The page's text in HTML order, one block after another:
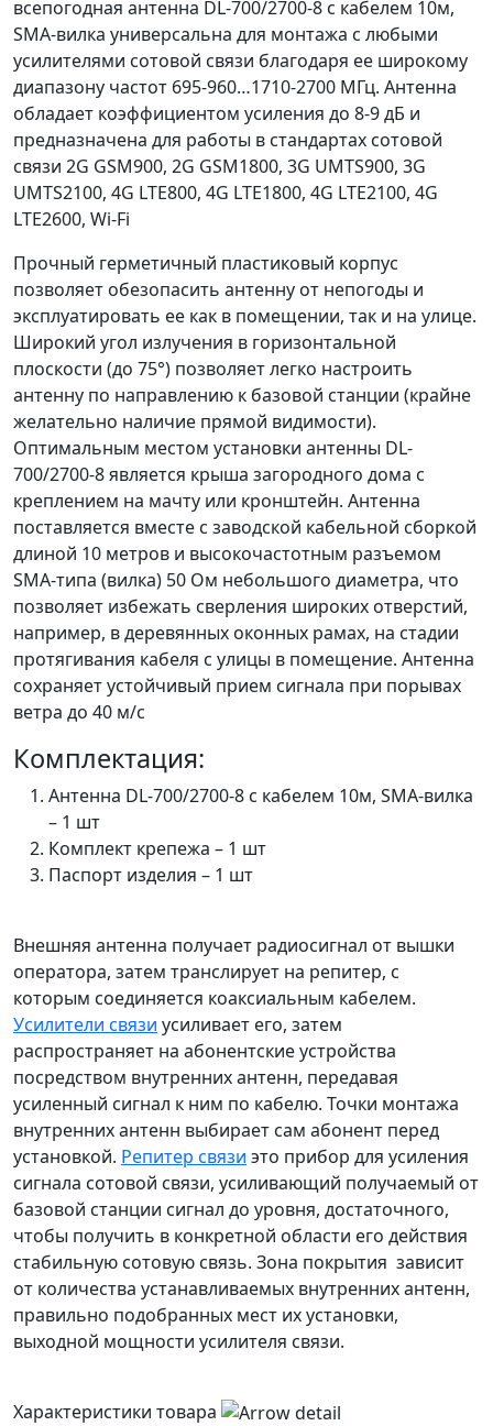
всепогодная антенна DL-700/2700-8 с кабелем 10м,
SMA-вилка универсальна для монтажа с любыми
усилителями сотовой связи благодаря ее широкому
диапазону частот 695-960…1710-2700 МГц. Антенна
обладает коэффициентом усиления до 8-9 дБ и
предназначена для работы в стандартах сотовой
связи 2G GSM900, 2G GSM1800, 3G UMTS900, 3G
UMTS2100, 4G LTE800, 4G LTE1800, 4G LTE2100, 4G
LTE2600, Wi-Fi
Прочный герметичный пластиковый корпус
позволяет обезопасить антенну от непогоды и
эксплуатировать ее как в помещении, так и на улице.
Широкий угол излучения в горизонтальной
плоскости (до 75°) позволяет легко настроить
антенну по направлению к базовой станции (крайне
желательно наличие прямой видимости).
Оптимальным местом установки антенны DL-
700/2700-8 является крыша загородного дома с
креплением на мачту или кронштейн. Антенна
поставляется вместе с заводской кабельной сборкой
длиной 10 метров и высокочастотным разъемом
SMA-типа (вилка) 50 Ом небольшого диаметра, что
позволяет избежать сверления широких отверстий,
например, в деревянных оконных рамах, на стадии
протягивания кабеля с улицы в помещение. Антенна
сохраняет устойчивый прием сигнала при порывах
ветра до 40 м/с
Комплектация:
Антенна DL-700/2700-8 с кабелем 10м, SMA-вилка
– 1 шт
Комплект крепежа – 1 шт
Паспорт изделия – 1 шт
Внешняя антенна получает радиосигнал от вышки
оператора, затем транслирует на репитер, с
которым соединяется коаксиальным кабелем.
Усилители связи усиливает его, затем
распространяет на абонентские устройства
посредством внутренних антенн, передавая
усиленный сигнал к ним по кабелю. Точки монтажа
внутренних антенн выбирает сам абонент перед
установкой. Репитер связи это прибор для усиления
сигнала сотовой связи, усиливающий получаемый от
базовой станции сигнал до уровня, достаточного,
чтобы получить в конкретной области его действия
стабильную сотовую связь. Зона покрытия зависит
от количества устанавливаемых внутренних антенн,
правильно подобранных мест их установки,
выходной мощности усилителя связи.
Характеристики товара